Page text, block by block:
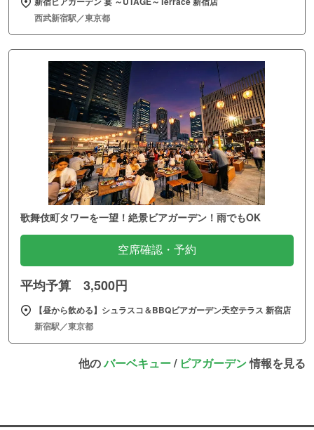
西武新宿駅／東京都
歌舞伎町タワーを一望！絶景ビアガーデン！雨でもOK
空席確認・予約
平均予算 3,500円
【昼から飲める】シュラスコ＆BBQビアガーデン天空テラス 新宿店
新宿駅／東京都
他のバーベキュー/ ビアガーデン情報を見る